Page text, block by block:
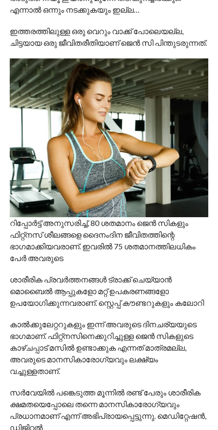
എന്നാല്‍ ഒന്നും നടക്കുകയും ഇല്ല…
ഇത്തരത്തിലുള്ള ഒരു വെറും വാക്ക് പോലെയല്ല,
ചിട്ടയായ ഒരു ജീവിതരീതിയാണ് ജെന്‍ സി പിന്തുടരുന്നത്.
റിപ്പോര്‍ട്ട് അനുസരിച്ച്, 80 ശതമാനം ജെന്‍ സികളും
ഫിറ്റ്‌നസ് ശീലങ്ങളെ ദൈനംദിന ജീവിതത്തിന്റെ
ഭാഗമാക്കിയവരാണ്. ഇവരില്‍ 75 ശതമാനത്തിലധികം
പേര്‍ അവരുടെ
ശാരീരിക പ്രവര്‍ത്തനങ്ങള്‍ ട്രാക്ക് ചെയ്യാന്‍
മൊബൈല്‍ ആപ്പുകളോ മറ്റ് ഉപകരണങ്ങളോ
ഉപയോഗിക്കുന്നവരാണ്. സ്റ്റെപ്പ് കൗണ്ടറുകളും കലോറി
കാല്‍ക്കുലേറ്ററുകളും ഇന്ന് അവരുടെ ദിനചര്യയുടെ
ഭാഗമാണ്. ഫിറ്റ്‌നസിനെക്കുറിച്ചുള്ള ജെന്‍ സികളുടെ
കാഴ്ചപ്പാട് മസില്‍ ഉണ്ടാക്കുക എന്നത് മാത്രമല്ല,
അവരുടെ മാനസികാരോഗ്യവും ലക്ഷ്യം
വച്ചുള്ളതാണ്.
സര്‍വേയില്‍ പങ്കെടുത്ത മൂന്നില്‍ രണ്ട് പേരും ശാരീരിക
ക്ഷമതയെപ്പോലെ തന്നെ മാനസികാരോഗ്യവും
പ്രധാനമാണ് എന്ന് അഭിപ്രായപ്പെട്ടുന്നു. മെഡിറ്റേഷന്‍,
ഡിജിറ്റല്‍